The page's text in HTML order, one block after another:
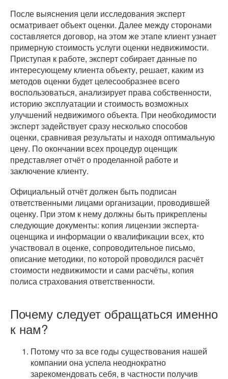
После выяснения цели исследования эксперт
осматривает объект оценки. Далее между сторонами
составляется договор, на этом же этапе клиент узнает
примерную стоимость услуги оценки недвижимости.
Приступая к работе, эксперт собирает данные по
интересующему клиента объекту, решает, каким из
методов оценки будет целесообразнее всего
воспользоваться, анализирует права собственности,
историю эксплуатации и стоимость возможных
улучшений недвижимого объекта. При необходимости
эксперт задействует сразу несколько способов
оценки, сравнивая результаты и находя оптимальную
цену. По окончании всех процедур оценщик
представляет отчёт о проделанной работе и
заключение клиенту.
Официальный отчёт должен быть подписан
ответственными лицами организации, проводившей
оценку. При этом к нему должны быть прикреплены
следующие документы: копия лицензии эксперта-
оценщика и информации о квалификации всех, кто
участвовал в оценке, сопроводительное письмо,
описание методики, по которой проводился расчёт
стоимости недвижимости и сами расчёты, копия
полиса страхования ответственности.
Почему следует обращаться именно
к нам?
Потому что за все годы существования нашей
компании она успела неоднократно
зарекомендовать себя, в частности получив